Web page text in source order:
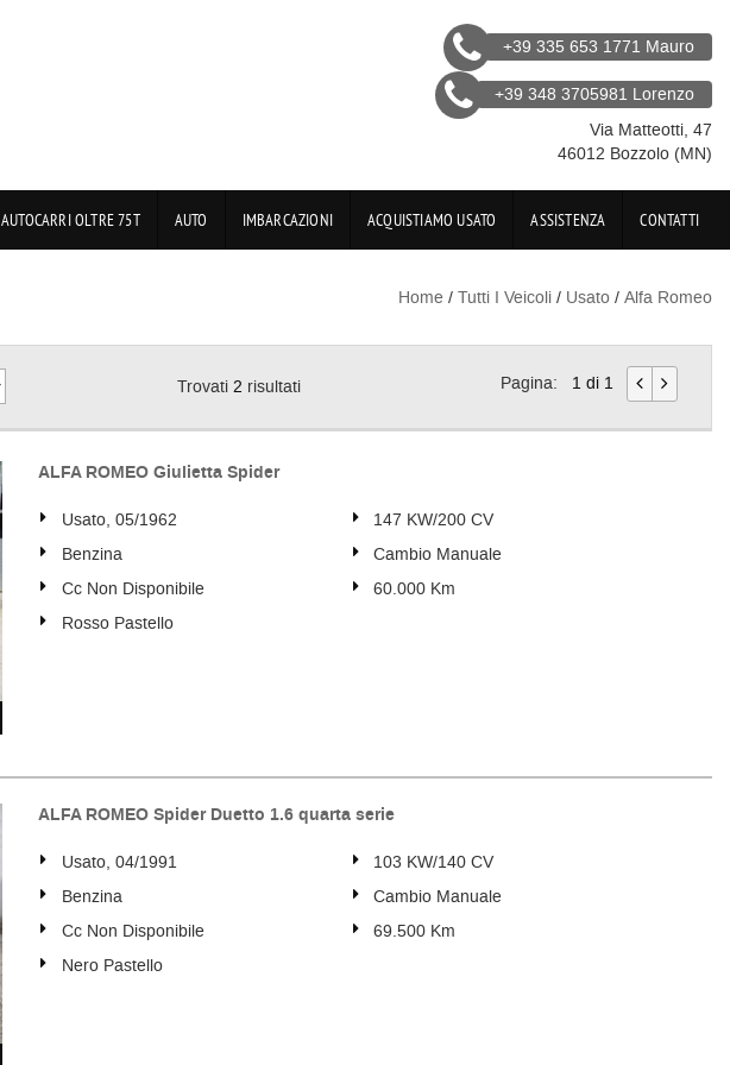
+39 335 653 1771 Mauro
+39 348 3705981 Lorenzo
Via Matteotti, 47
46012 Bozzolo (MN)
AUTOCARRI OLTRE 75T AUTO IMBARCAZIONI ACQUISTIAMO USATO ASSISTENZA CONTATTI
Home / Tutti I Veicoli / Usato / Alfa Romeo
Trovati2 risultati Pagina: 1 di 1
ALFA ROMEO Giulietta Spider
Usato, 05/1962
147 KW/200 CV
Benzina
Cambio Manuale
Cc Non Disponibile
60.000 Km
Rosso Pastello
ALFA ROMEO Spider Duetto 1.6 quarta serie
Usato, 04/1991
103 KW/140 CV
Benzina
Cambio Manuale
Cc Non Disponibile
69.500 Km
Nero Pastello